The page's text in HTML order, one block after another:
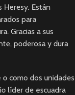
Heresy. Están
para
Gracias a sus
poderosa y dura
como dos unidades
líder de escuadra